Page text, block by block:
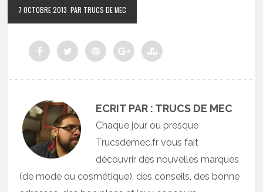
7 OCTOBRE 2013 PAR TRUCS DE MEC
ECRIT PAR : TRUCS DE MEC
Chaque jour ou presque
Trucsdemec.fr vous fait
découvrir des nouvelles marques
(de mode ou cosmétique), des conseils, des bonne